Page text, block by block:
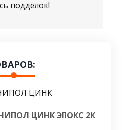
подделок!
НИПОЛ ЦИНК
НИПОЛ ЦИНК ЭПОКС 2К